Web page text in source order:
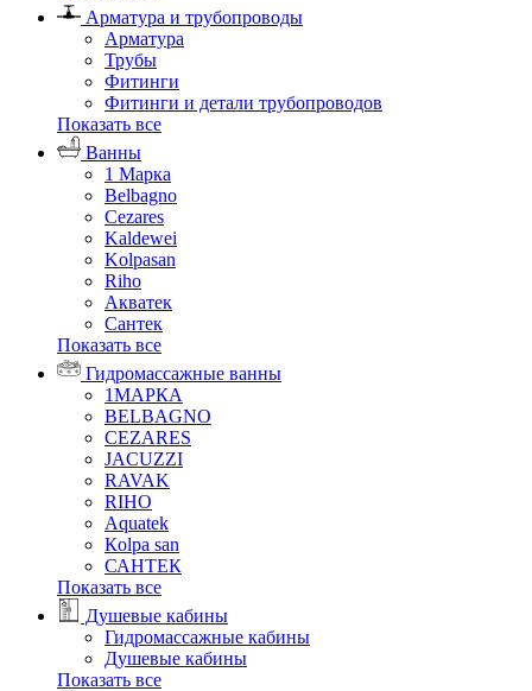
Арматура и трубопроводы
Арматура
Трубы
Фитинги
Фитинги и детали трубопроводов
Показать все
Ванны
1 Марка
Belbagno
Cezares
Kaldewei
Kolpasan
Riho
Акватек
Сантек
Показать все
Гидромассажные ванны
1МАРКА
BELBAGNO
CEZARES
JACUZZI
RAVAK
RIHO
Аquatek
Кolpa san
САНТЕК
Показать все
Душевые кабины
Гидромассажные кабины
Душевые кабины
Показать все